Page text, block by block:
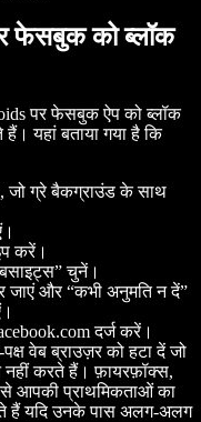
फेसबुक को ब्लॉक
पर फेसबुक ऐप को ब्लॉक
यहां बताया गया है कि
जो ग्रे बैकग्राउंड के साथ
करें।
चुनें।
जाएं और “कभी अनुमति न दें”
दर्ज करें।
वेब ब्राउज़र को हटा दें जो
करते हैं। फ़ायरफ़ॉक्स,
आपकी प्राथमिकताओं का
हैं यदि उनके पास अलग-अलग